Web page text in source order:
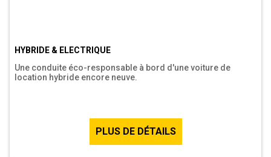
HYBRIDE & ELECTRIQUE
Une conduite éco-responsable à bord d'une voiture de
location hybride encore neuve.
PLUS DE DÉTAILS